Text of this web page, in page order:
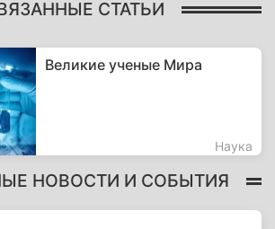
СТАТЬИ
Великие ученые Мира
Наука
НОВОСТИ И СОБЫТИЯ